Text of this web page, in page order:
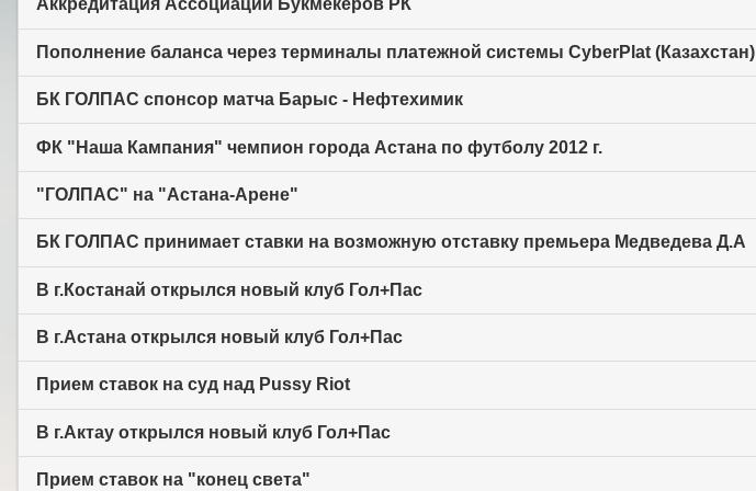
Аккредитация Ассоциации Букмекеров РК
Пополнение баланса через терминалы платежной системы CyberPlat (Казахстан)
БК ГОЛПАС спонсор матча Барыс - Нефтехимик
ФК "Наша Кампания" чемпион города Астана по футболу 2012 г.
"ГОЛПАС" на "Астана-Арене"
БК ГОЛПАС принимает ставки на возможную отставку премьера Медведева Д.А
В г.Костанай открылся новый клуб Гол+Пас
В г.Астана открылся новый клуб Гол+Пас
Прием ставок на суд над Pussy Riot
В г.Актау открылся новый клуб Гол+Пас
Прием ставок на "конец света"